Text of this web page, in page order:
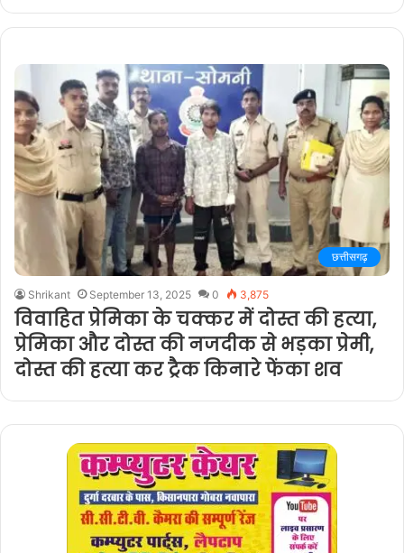
छत्तीसगढ़
Shrikant September 13, 2025 0 3,875
विवाहित प्रेमिका के चक्कर में दोस्त की हत्या,
प्रेमिका और दोस्त की नजदीक से भड़का प्रेमी,
दोस्त की हत्या कर ट्रैक किनारे फेंका शव